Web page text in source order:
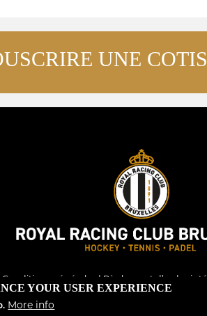
UNE
Conditions générales | Règlement d’ordre
YOUR USER EXPERIENCE
More info